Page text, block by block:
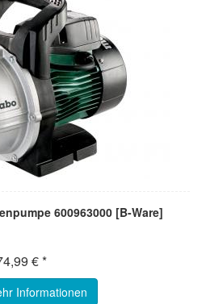
600963000 [B-Ware]
€ *
Informationen